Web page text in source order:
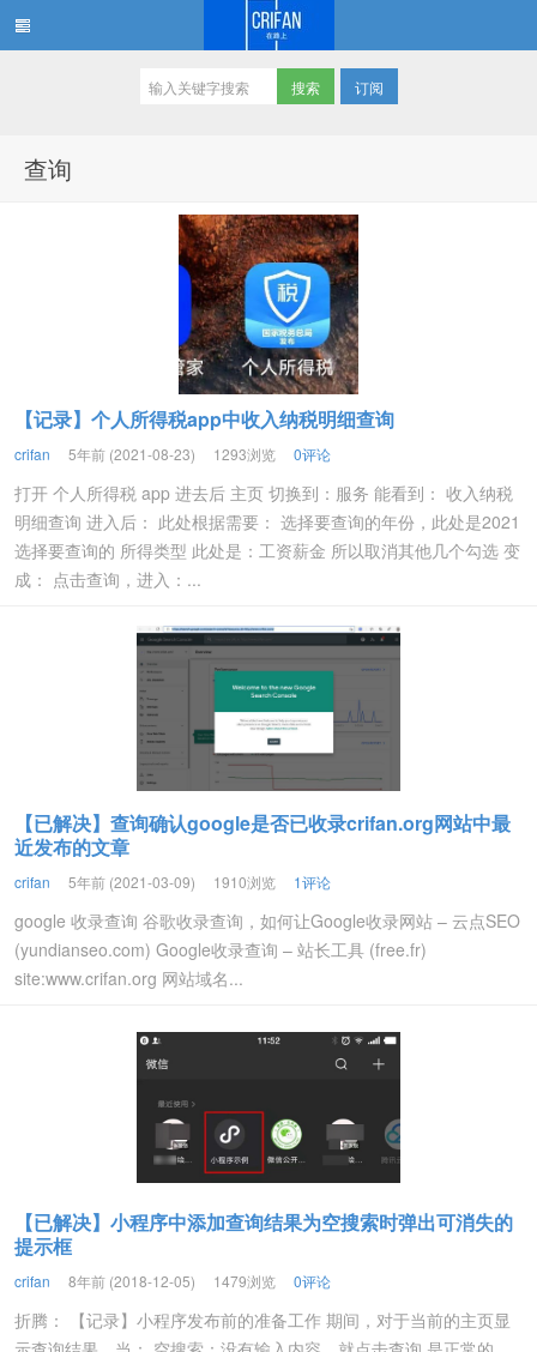
订阅
查询
【记录】个人所得税app中收入纳税明细查询
crifan 5年前 (2021-08-23) 1293浏览 0评论
打开 个人所得税 app 进去后 主页 切换到：服务 能看到： 收入纳税
明细查询 进入后： 此处根据需要： 选择要查询的年份，此处是2021
选择要查询的 所得类型 此处是：工资薪金 所以取消其他几个勾选 变
成： 点击查询，进入：...
【已解决】查询确认google是否已收录crifan.org网站中最
近发布的文章
crifan 5年前 (2021-03-09) 1910浏览 1评论
google 收录查询 谷歌收录查询，如何让Google收录网站 – 云点SEO
(yundianseo.com) Google收录查询 – 站长工具 (free.fr)
site:www.crifan.org 网站域名...
【已解决】小程序中添加查询结果为空搜索时弹出可消失的
提示框
crifan 8年前 (2018-12-05) 1479浏览 0评论
折腾： 【记录】小程序发布前的准备工作 期间，对于当前的主页显